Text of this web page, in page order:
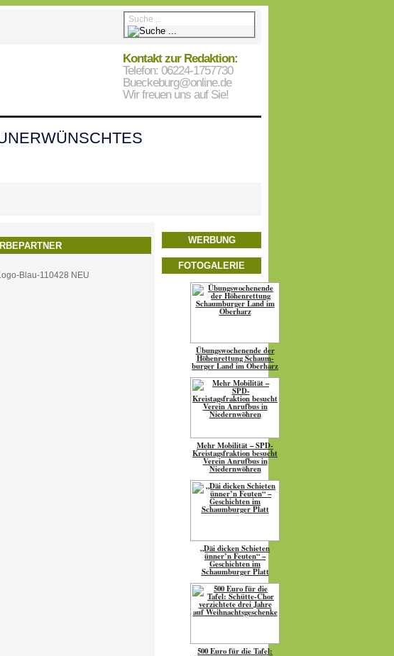
Kontakt zur Redaktion:
Telefon: 06224-1757730
Bueckeburg@online.de
Wir freuen uns auf Sie!
WERBUNG
FOTOGALERIE
Übungs­wo­chen­ende der
Höhen­ret­tung Schaum­
burger Land im Oberharz
Mehr Mobilität – SPD-
Kreistagsfraktion besucht
Verein Anrufbus in
Niedernwöhren
„Däi dicken Schieten
ünner’n Feuten“ –
Geschichten im
Schaumburger Platt
500 Euro für die Tafel: